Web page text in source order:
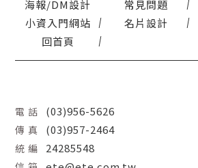
海報/DM設計
常見問題
小資入門網站
名片設計
回首頁
電 話 (03)956-5626
傳 真 (03)957-2464
統 編 24285548